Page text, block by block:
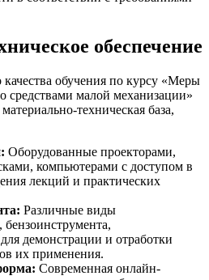
обеспечение
обучения по курсу «Меры
средствами малой механизации»
техническая база,
Оборудованные проекторами,
компьютерами с доступом в
лекций и практических
Различные виды
бензоинструмента,
демонстрации и отработки
их применения.
Современная онлайн-